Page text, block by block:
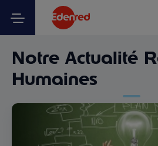
Notre Actualité
Humaines